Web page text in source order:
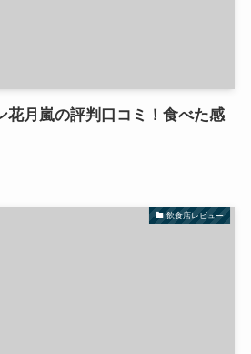
花月嵐の評判口コミ！食べた感
飲食店レビュー